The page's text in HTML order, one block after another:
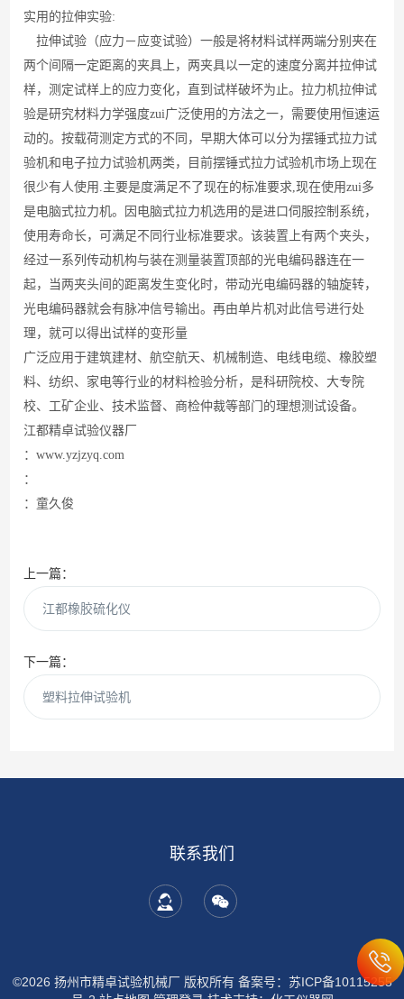
实用的拉伸实验:
拉伸试验（应力－应变试验）一般是将材料试样两端分别夹在
两个间隔一定距离的夹具上，两夹具以一定的速度分离并拉伸试
样，测定试样上的应力变化，直到试样破坏为止。拉力机拉伸试
验是研究材料力学强度zui广泛使用的方法之一，需要使用恒速运
动的。按载荷测定方式的不同，早期大体可以分为摆锤式拉力试
验机和电子拉力试验机两类，目前摆锤式拉力试验机市场上现在
很少有人使用 .主要是度满足不了现在的标准要求,现在使用zui多
是电脑式拉力机。因电脑式拉力机选用的是进口伺服控制系统，
使用寿命长，可满足不同行业标准要求。该装置上有两个夹头，
经过一系列传动机构与装在测量装置顶部的光电编码器连在一
起，当两夹头间的距离发生变化时，带动光电编码器的轴旋转，
光电编码器就会有脉冲信号输出。再由单片机对此信号进行处
理，就可以得出试样的变形量
广泛应用于建筑建材、航空航天、机械制造、电线电缆、橡胶塑
料、纺织、家电等行业的材料检验分析，是科研院校、大专院
校、工矿企业、技术监督、商检仲裁等部门的理想测试设备。
江都精卓试验仪器厂
：www.yzjzyq.com
：
：童久俊
上一篇：
江都橡胶硫化仪
下一篇：
塑料拉伸试验机
联系我们
©2026 扬州市精卓试验机械厂 版权所有 备案号：苏ICP备10115255